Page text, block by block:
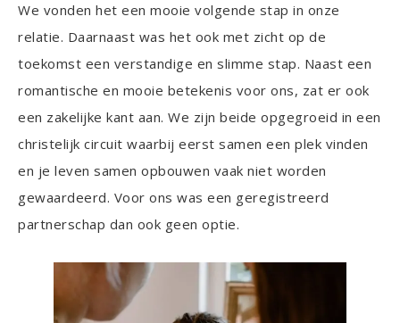
We vonden het een mooie volgende stap in onze
relatie. Daarnaast was het ook met zicht op de
toekomst een verstandige en slimme stap. Naast een
romantische en mooie betekenis voor ons, zat er ook
een zakelijke kant aan. We zijn beide opgegroeid in een
christelijk circuit waarbij eerst samen een plek vinden
en je leven samen opbouwen vaak niet worden
gewaardeerd. Voor ons was een geregistreerd
partnerschap dan ook geen optie.